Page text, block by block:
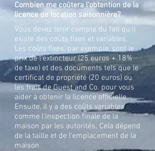
Combien me coûtera l'obtention de la
licence de location saisonnière?
Vous devez tenir compte du fait qu'il
existe des coûts fixes et variables.
Les coûts fixes, par exemple, sont le
prix de l’extincteur (25 euros + 18%
de taxe) et des documents tels que le
certificat de propriété (20 euros) ou
les frais de Guest and Co. pour vous
aider à obtenir la licence officielle.
Ensuite, il y a des coûts variables
comme l'inspection finale de la
maison par les autorités. Cela dépend
de la taille et de l'emplacement de la
maison.